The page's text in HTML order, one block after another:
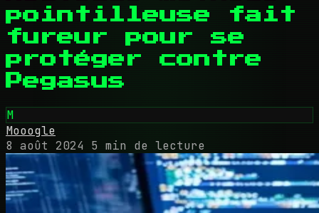
pointilleuse fait
fureur pour se
protéger contre
Pegasus
M
Mooogle
8 août 2024
5 min de lecture